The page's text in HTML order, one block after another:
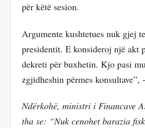
për këtë sesion.
Argumente kushtetues nuk gjej
presidentit. E konsideroj një akt
dekreti për buxhetin. Kjo pasi
zgjidheshin përmes konsultave”,
Ndërkohë, ministri i Financave
tha se: “Nuk cenohet barazia